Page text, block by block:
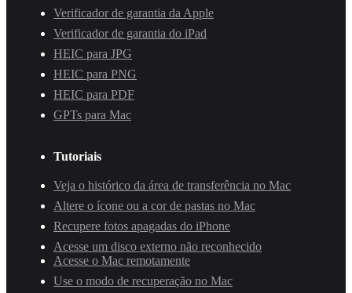
Verificador de garantia da Apple
Verificador de garantia do iPad
HEIC para JPG
HEIC para PNG
HEIC para PDF
GPTs para Mac
Tutoriais
Veja o histórico da área de transferência no Mac
Altere o ícone ou a cor de pastas no Mac
Recupere fotos apagadas do iPhone
Acesse um disco externo não reconhecido
Acesse o Mac remotamente
Use o modo de recuperação no Mac